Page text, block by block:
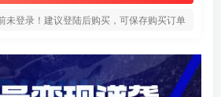
未登录！建议登陆后购买，可保存购买订单